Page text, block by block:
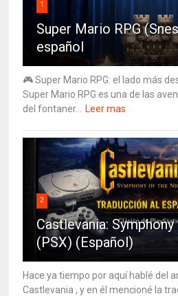
1
Super Mario RPG
español
🎮 Super Mario RPG: el lado más
Super Mario RPG es una de las
del fontaner...
Leer mas
2
Castlevania:
(PSX) (Español)
Hace ya tiempo por aquí hablé del
Castlevania , y en él mencioné la